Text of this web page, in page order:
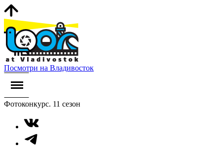
Посмотри на Владивосток
Фотоконкурс. 11 сезон